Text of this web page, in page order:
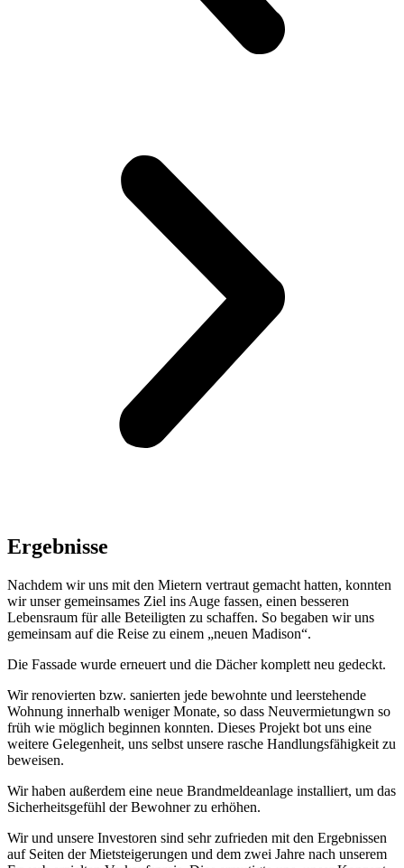
Ergebnisse
Nachdem wir uns mit den Mietern vertraut gemacht hatten, konnten
wir unser gemeinsames Ziel ins Auge fassen, einen besseren
Lebensraum für alle Beteiligten zu schaffen. So begaben wir uns
gemeinsam auf die Reise zu einem „neuen Madison“.
Die Fassade wurde erneuert und die Dächer komplett neu gedeckt.
Wir renovierten bzw. sanierten jede bewohnte und leerstehende
Wohnung innerhalb weniger Monate, so dass Neuvermietungwn so
früh wie möglich beginnen konnten. Dieses Projekt bot uns eine
weitere Gelegenheit, uns selbst unsere rasche Handlungsfähigkeit zu
beweisen.
Wir haben außerdem eine neue Brandmeldeanlage installiert, um das
Sicherheitsgefühl der Bewohner zu erhöhen.
Wir und unsere Investoren sind sehr zufrieden mit den Ergebnissen
auf Seiten der Mietsteigerungen und dem zwei Jahre nach unserem